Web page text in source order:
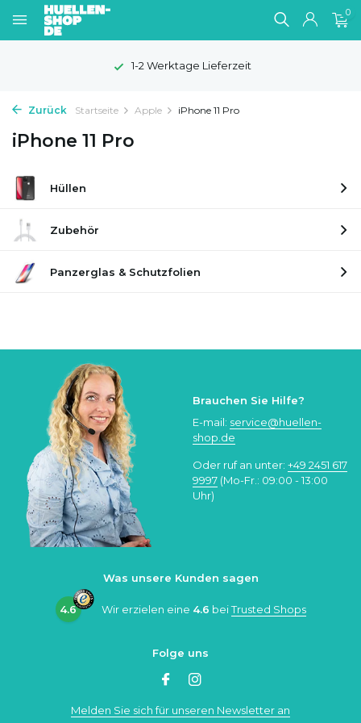
0
1-2 Werktage Lieferzeit
Zurück Startseite Apple iPhone 11 Pro
iPhone 11 Pro
Hüllen
Zubehör
Panzerglas & Schutzfolien
Brauchen Sie Hilfe?
E-mail: service@huellen-
shop.de
Oder ruf an unter: +49 2451 617
9997 (Mo-Fr.: 09:00 - 13:00
Uhr)
Was unsere Kunden sagen
4.6 Wir erzielen eine 4.6 beiTrusted Shops
Folge uns
Melden Sie sich für unseren Newsletter an